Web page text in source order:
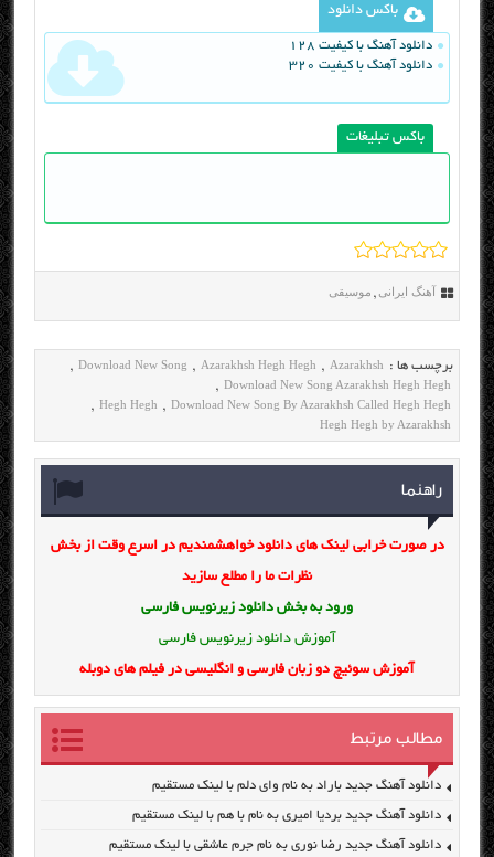
باکس دانلود
دانلود آهنگ با کیفیت 128
دانلود آهنگ با کیفیت 320
باکس تبلیغات
آهنگ ایرانی, موسیقی
برچسب ها : Azarakhsh
,
Azarakhsh Hegh Hegh
,
Download New Song
,
Download New Song Azarakhsh Hegh Hegh
,
Download New Song By Azarakhsh Called Hegh Hegh
,
Hegh Hegh
,
Hegh Hegh by Azarakhsh
راهنما
در صورت خرابی لینک های دانلود خواهشمندیم در اسرع وقت از بخش
نظرات ما را مطلع سازید
ورود به بخش دانلود زیرنویس فارسی
آموزش دانلود زیرنویس فارسی
آموزش سوئیچ دو زبان فارسی و انگلیسی در فیلم های دوبله
مطالب مرتبط
دانلود آهنگ جدید باراد به نام وای دلم با لینک مستقیم
دانلود آهنگ جدید بردیا امیری به نام با هم با لینک مستقیم
دانلود آهنگ جدید رضا نوری به نام جرم عاشقی با لینک مستقیم